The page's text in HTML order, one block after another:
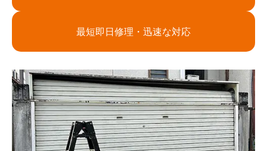
最短即日修理・迅速な対応